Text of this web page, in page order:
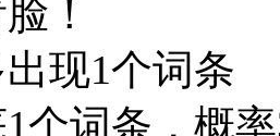
！
现1个词条
个词条，概